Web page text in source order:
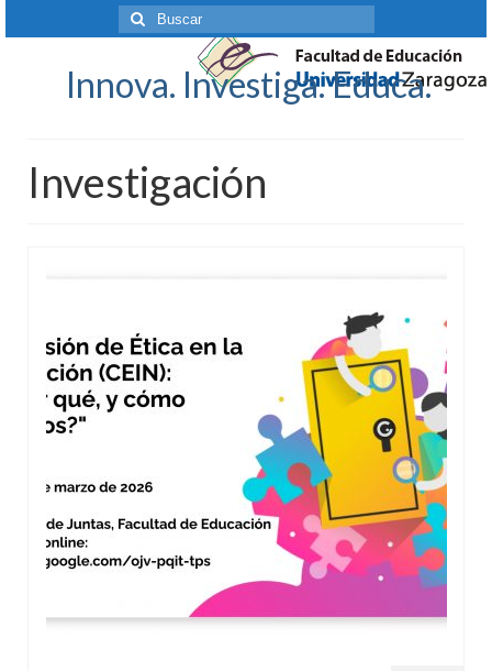
Buscar
por:
Innova. Investiga. Educa.
Investigación